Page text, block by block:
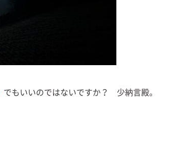
でもいいのではないですか？ 少納言殿。